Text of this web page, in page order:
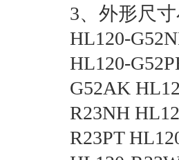
3、外形尺
HL120-
HL120-
G52AK
R23NH
R23PT